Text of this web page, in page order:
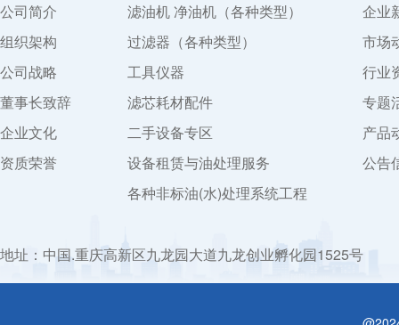
公司简介
组织架构
公司战略
董事长致辞
企业文化
资质荣誉
滤油机 净油机（各种类型）
过滤器（各种类型）
工具仪器
滤芯耗材配件
二手设备专区
设备租赁与油处理服务
各种非标油(水)处理系统工程
企业
市场
行业
专题
产品
公告
地址：中国.重庆高新区九龙园大道九龙创业孵化园1525号